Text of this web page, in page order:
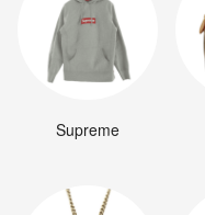
Supreme